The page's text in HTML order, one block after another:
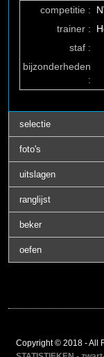
competitie :
trainer :
staf :
bijzonderheden
:
selectie
foto's
uitslagen
ranglijst
beker
oefen
Copyright © 2018 - All